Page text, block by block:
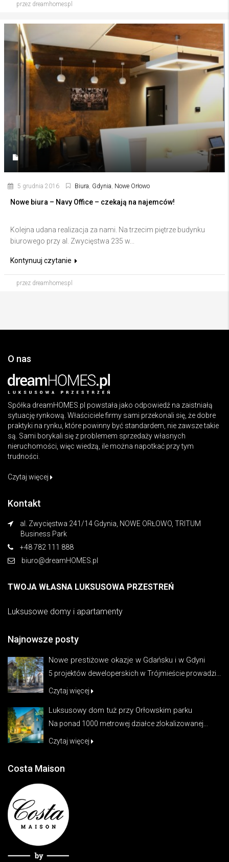
przez dreamhomespl
5 grudnia 2016 Biura, Gdynia, Nowe Orłowo
Nowe biura – Navy Office – czekają na najemców!
Kolejna udana realizacja za nami. Na trzecim piętrze budynku
biurowego przy al. Zwycięstwa 235 w...
Kontynuuj czytanie
przez dreamhomespl
O nas
Spółka dreamHOMES.pl powstała jako odpowiedź na zaistniałą
sytuację rynkową. Właściciele firmy sami przekonali się, że dobre
praktyki na rynku, które powinny być standardem, nie zawsze takie
są. Sami borykali się z problemem sprzedaży własnych
nieruchomości, więc wiedzą, ile można napotkać przy tym
trudności.
Czytaj więcej
Kontakt
al. Zwycięstwa 241/14 Gdynia, NOWE ORŁOWO, TRITUM
Business Park
+48 782 111 888
biuro@dreamHOMES.pl
TWOJA WŁASNA LUKSUSOWA PRZESTREŃ
Luksusowe domy i apartamenty
Najnowsze posty
Nowe prestiżowe okazje w Gdańsku i w Gdyni
5 projektów deweloperskich w Trójmieście prowadzi...
Czytaj więcej
Luksusowy dom tuż przy Orłowskim parku
Na ponad 1000 metrowej działce zlokalizowanej...
Czytaj więcej
Costa Maison